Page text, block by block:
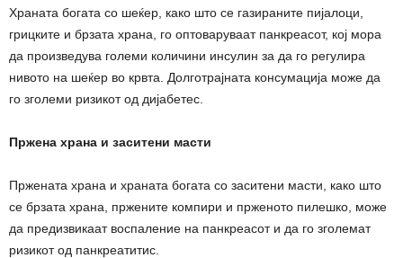
Храната богата со шеќер, како што се газираните пијалоци,
грицките и брзата храна, го оптоваруваат панкреасот, кој мора
да произведува големи количини инсулин за да го регулира
нивото на шеќер во крвта. Долготрајната консумација може да
го зголеми ризикот од дијабетес.
Пржена храна и заситени масти
Пржената храна и храната богата со заситени масти, како што
се брзата храна, пржените компири и прженото пилешко, може
да предизвикаат воспаление на панкреасот и да го зголемат
ризикот од панкреатитис.